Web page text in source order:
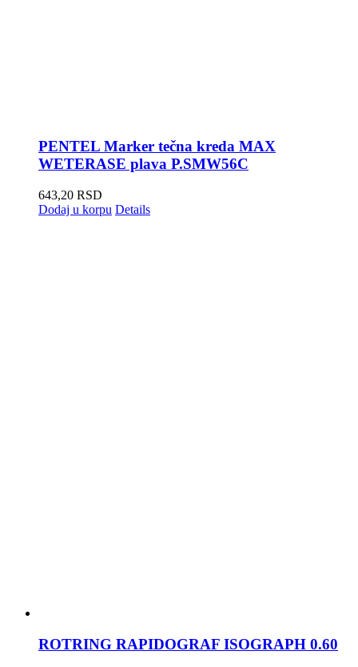
PENTEL Marker tečna kreda MAX
WETERASE plava P.SMW56C
643,20 RSD
Dodaj u korpu Details
ROTRING RAPIDOGRAF ISOGRAPH 0.60